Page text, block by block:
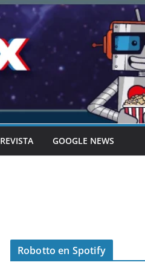
REVISTA GOOGLE NEWS
Robotto en Spotify